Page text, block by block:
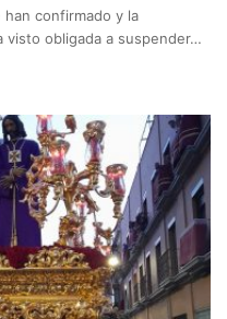
han confirmado y la
visto obligada a suspender…